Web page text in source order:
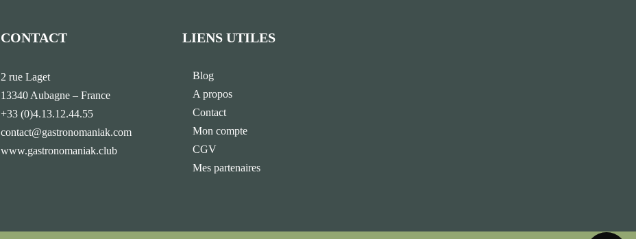
CONTACT
2 rue Laget
13340 Aubagne – France
+33 (0)4.13.12.44.55
contact@gastronomaniak.com
www.gastronomaniak.club
LIENS UTILES
Blog
A propos
Contact
Mon compte
CGV
Mes partenaires